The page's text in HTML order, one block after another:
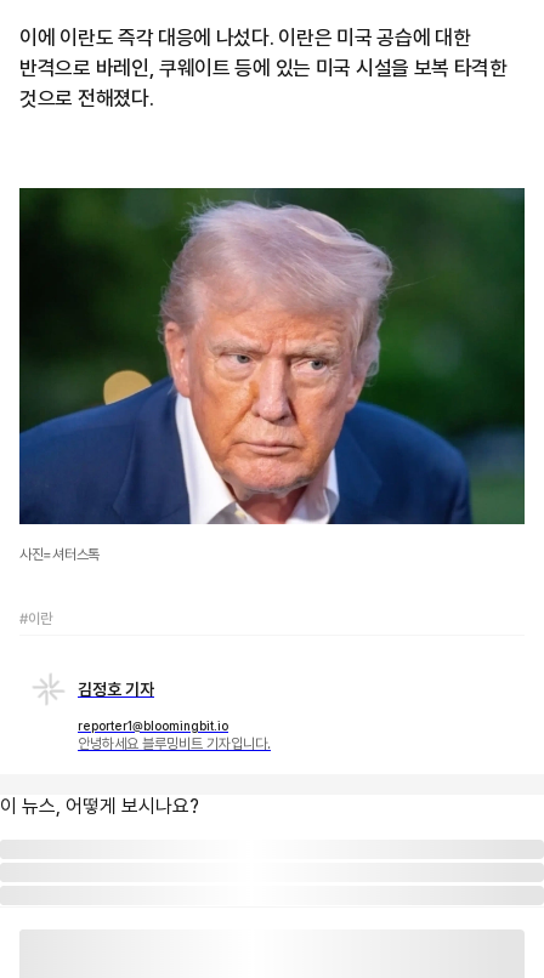
이에 이란도 즉각 대응에 나섰다. 이란은 미국 공습에 대한
반격으로 바레인, 쿠웨이트 등에 있는 미국 시설을 보복 타격한
것으로 전해졌다.
사진=셔터스톡
#이란
김정호 기자
reporter1@bloomingbit.io
안녕하세요 블루밍비트 기자입니다.
이 뉴스, 어떻게 보시나요?